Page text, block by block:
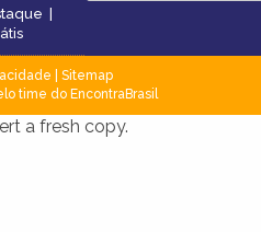
|
Sitemap
time do EncontraBrasil
a fresh copy.